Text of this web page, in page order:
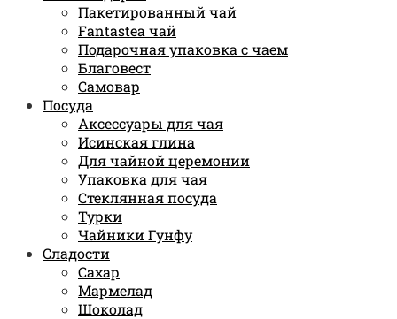
Пакетированный чай
Fantastea чай
Подарочная упаковка с чаем
Благовест
Самовар
Посуда
Аксессуары для чая
Исинская глина
Для чайной церемонии
Упаковка для чая
Стеклянная посуда
Турки
Чайники Гунфу
Сладости
Сахар
Мармелад
Шоколад